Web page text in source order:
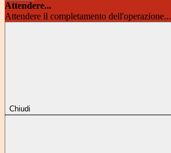
Attendere...
Attendere il completamento dell'operazione...
Chiudi